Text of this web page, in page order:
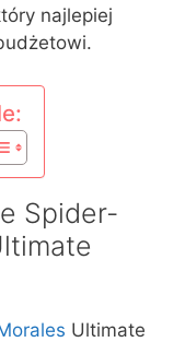
najlepiej
Spider-
Ultimate